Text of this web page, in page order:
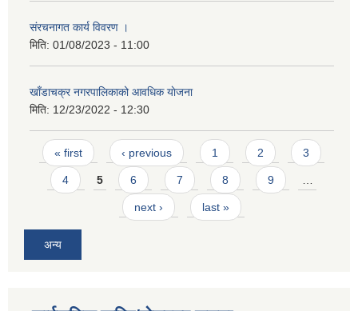
स‌ंरचनागत कार्य विवरण ।
मिति: 01/08/2023 - 11:00
खाँडाचक्र नगरपालिकाको आवधिक याेजना
मिति: 12/23/2022 - 12:30
Pages
« first ‹ previous 1 2 3
4 5 6 7 8 9 …
next › last »
अन्य